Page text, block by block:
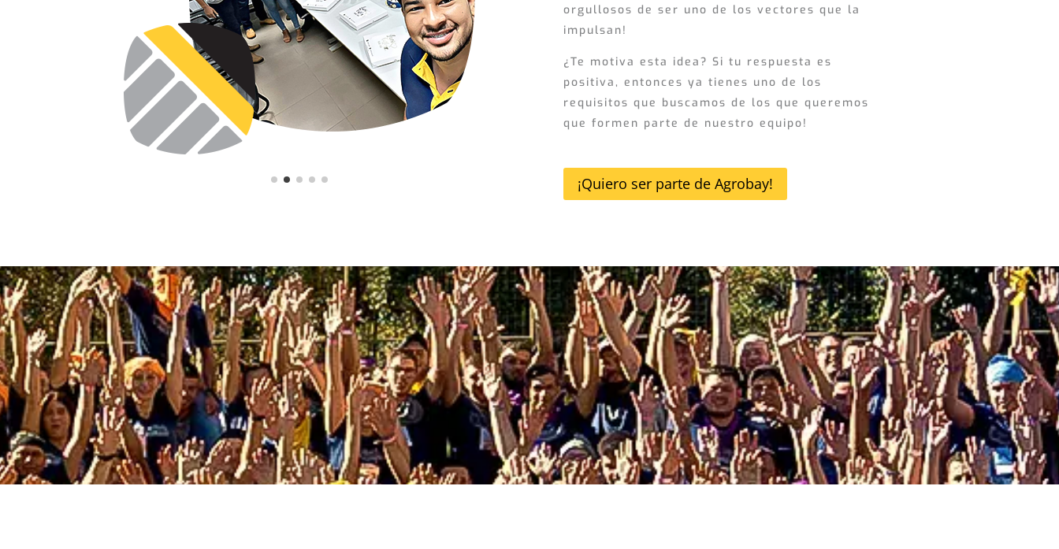
orgullosos de ser uno de los vectores que la
impulsan!
¿Te motiva esta idea? Si tu respuesta es
positiva, entonces ya tienes uno de los
requisitos que buscamos de los que queremos
que formen parte de nuestro equipo!
¡Quiero ser parte de Agrobay!